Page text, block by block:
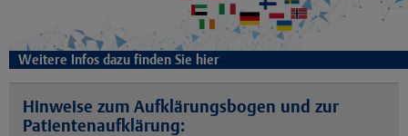
Weitere Infos dazu finden Sie hier
Hinweise zum Aufklärungsbogen und zur
Patientenaufklärung: